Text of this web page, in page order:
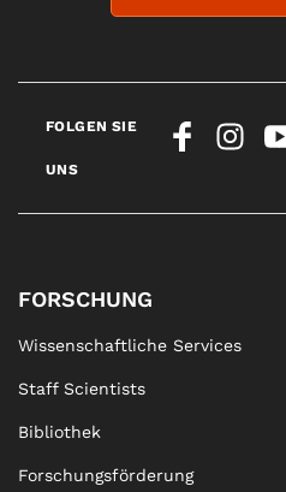
FOLGEN SIE
UNS
FORSCHUNG
Wissenschaftliche Services
Staff Scientists
Bibliothek
Forschungsförderung